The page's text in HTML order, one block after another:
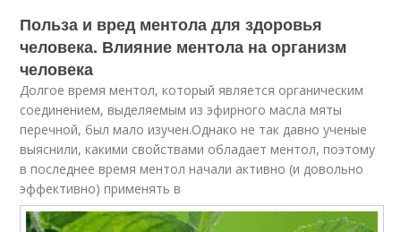
Польза и вред ментола для здоровья
человека. Влияние ментола на организм
человека
Долгое время ментол, который является органическим
соединением, выделяемым из эфирного масла мяты
перечной, был мало изучен.Однако не так давно ученые
выяснили, какими свойствами обладает ментол, поэтому
в последнее время ментол начали активно (и довольно
эффективно) применять в